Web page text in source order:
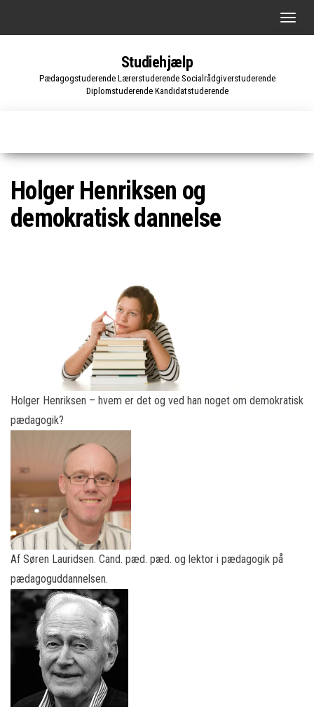
S
v
Studiehjælp
Pædagogstuderende Lærerstuderende Socialrådgiverstuderende
Diplomstuderende Kandidatstuderende
Holger Henriksen og
demokratisk dannelse
Holger Henriksen – hvem er det og ved han noget om demokratisk
pædagogik?
Af Søren Lauridsen. Cand. pæd. pæd. og lektor i pædagogik på
pædagoguddannelsen.